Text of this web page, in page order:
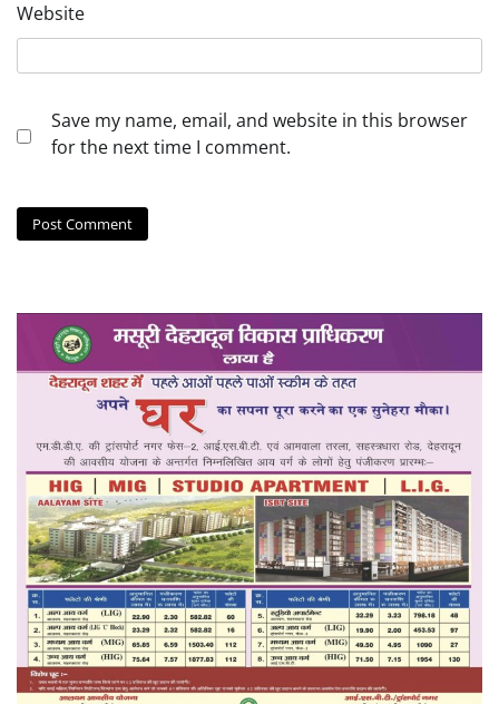
Website
Save my name, email, and website in this browser
for the next time I comment.